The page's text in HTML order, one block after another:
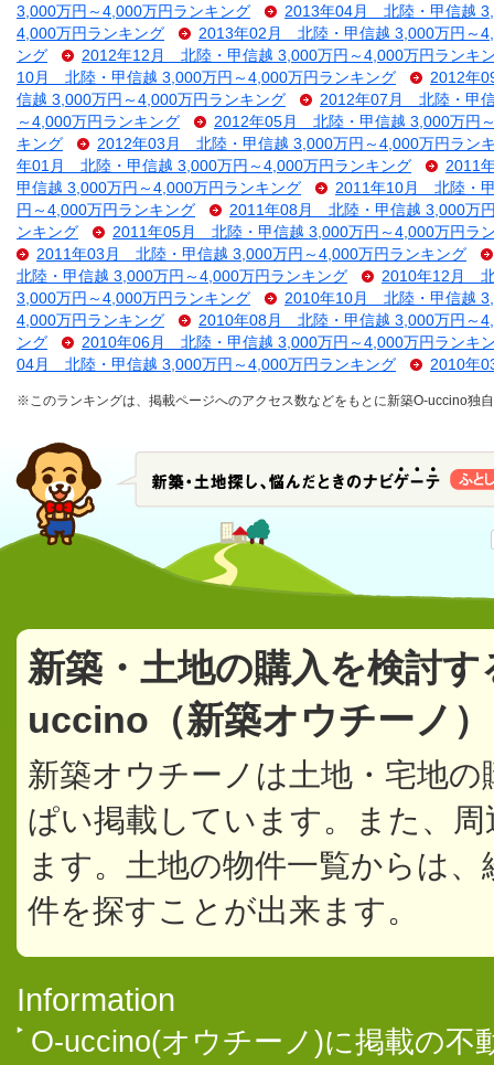
3,000万円～4,000万円ランキング
2013年04月 北陸・甲信越
4,000万円ランキング
2013年02月 北陸・甲信越 3,000万円～
ング
2012年12月 北陸・甲信越 3,000万円～4,000万円ランキ
10月 北陸・甲信越 3,000万円～4,000万円ランキング
2012年
信越 3,000万円～4,000万円ランキング
2012年07月 北陸・甲
～4,000万円ランキング
2012年05月 北陸・甲信越 3,000万円
キング
2012年03月 北陸・甲信越 3,000万円～4,000万円ラン
年01月 北陸・甲信越 3,000万円～4,000万円ランキング
2011
甲信越 3,000万円～4,000万円ランキング
2011年10月 北陸・
円～4,000万円ランキング
2011年08月 北陸・甲信越 3,000万
ンキング
2011年05月 北陸・甲信越 3,000万円～4,000万円ラ
2011年03月 北陸・甲信越 3,000万円～4,000万円ランキング
北陸・甲信越 3,000万円～4,000万円ランキング
2010年12月 北
3,000万円～4,000万円ランキング
2010年10月 北陸・甲信越
4,000万円ランキング
2010年08月 北陸・甲信越 3,000万円～
ング
2010年06月 北陸・甲信越 3,000万円～4,000万円ランキ
04月 北陸・甲信越 3,000万円～4,000万円ランキング
2010年
※このランキングは、掲載ページへのアクセス数などをもとに新築O-uccino独
新築・土地の購入を検討
uccino（新築オウチーノ
新築オウチーノは土地・宅地
ぱい掲載しています。また、
ます。土地の物件一覧からは
件を探すことが出来ます。
Information
O-uccino(オウチーノ)に掲載の不